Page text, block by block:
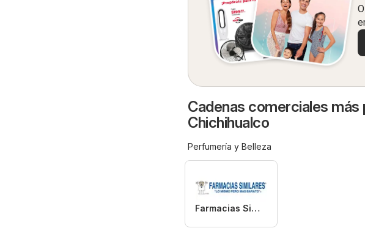
Cadenas comerciales más
Chichihualco
Perfumería y Belleza
Farmacias Similares